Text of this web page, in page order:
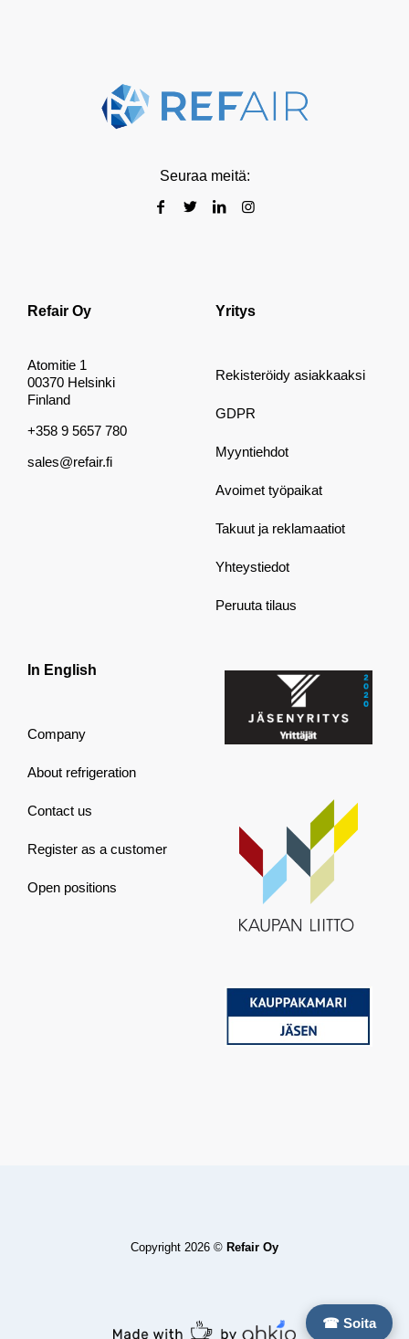
Seuraa meitä:
Refair Oy
Atomitie 1
00370 Helsinki
Finland
+358 9 5657 780
sales@refair.fi
Yritys
Rekisteröidy asiakkaaksi
GDPR
Myyntiehdot
Avoimet työpaikat
Takuut ja reklamaatiot
Yhteystiedot
Peruuta tilaus
In English
Company
About refrigeration
Contact us
Register as a customer
Open positions
☎ Soita
Copyright 2026 © Refair Oy